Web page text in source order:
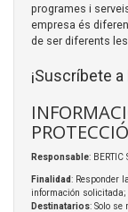
programes i
empresa és
de ser diferents
¡Suscríbete
Responsable: BERTIC
Finalidad: Responder
información solicitada;
Destinatarios: Solo